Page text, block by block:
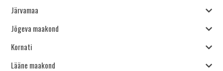
Järvamaa
Jõgeva maakond
Kornati
Lääne maakond